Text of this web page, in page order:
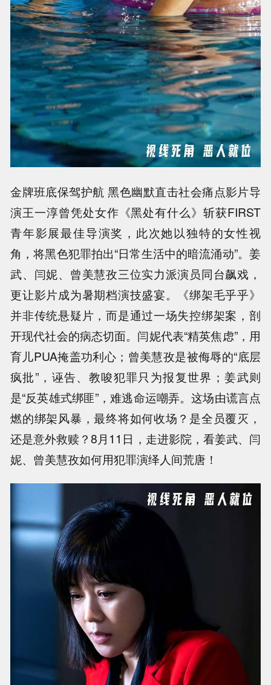
金牌班底保驾护航 黑色幽默直击社会痛点影片导
演王一淳曾凭处女作《黑处有什么》斩获FIRST
青年影展最佳导演奖，此次她以独特的女性视
角，将黑色犯罪拍出“日常生活中的暗流涌动”。姜
武、闫妮、曾美慧孜三位实力派演员同台飙戏，
更让影片成为暑期档演技盛宴。《绑架毛乎乎》
并非传统悬疑片，而是通过一场失控绑架案，剖
开现代社会的病态切面。闫妮代表“精英焦虑”，用
育儿PUA掩盖功利心；曾美慧孜是被侮辱的“底层
疯批”，诬告、教唆犯罪只为报复世界；姜武则
是“反英雄式绑匪”，难逃命运嘲弄。这场由谎言点
燃的绑架风暴，最终将如何收场？是全员覆灭，
还是意外救赎？8月11日，走进影院，看姜武、闫
妮、曾美慧孜如何用犯罪演绎人间荒唐！